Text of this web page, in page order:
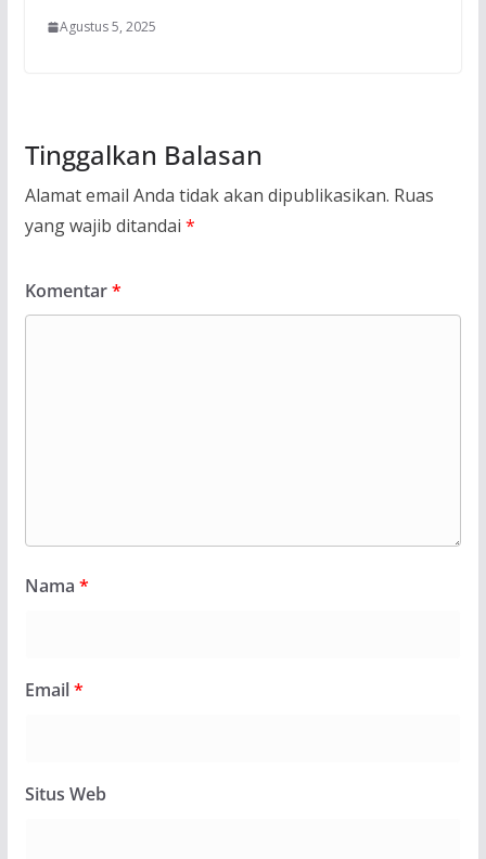
Agustus 5, 2025
Tinggalkan Balasan
Alamat email Anda tidak akan dipublikasikan. Ruas
yang wajib ditandai *
Komentar*
Nama *
Email*
Situs Web